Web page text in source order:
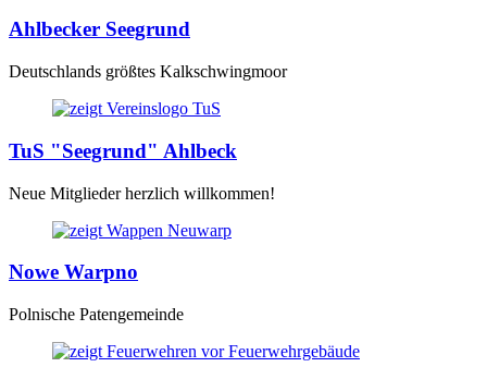
Ahlbecker Seegrund
Deutschlands größtes Kalkschwingmoor
TuS "Seegrund" Ahlbeck
Neue Mitglieder herzlich willkommen!
Nowe Warpno
Polnische Patengemeinde